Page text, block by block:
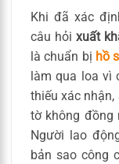
Khi đã xác
câu hỏi xuất
là chuẩn bị hồ
làm qua loa vì
thiếu xác
tờ không đồng
Người lao
bản sao công